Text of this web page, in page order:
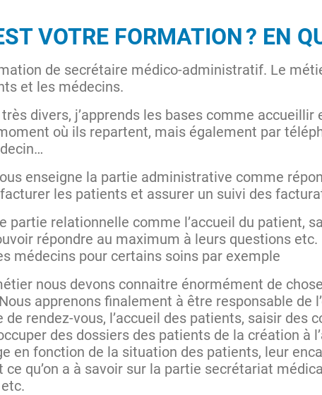
VOTRE FORMATION ? EN
de secrétaire médico-administratif. Le
et les médecins.
divers, j’apprends les bases comme
où ils repartent, mais également par
enseigne la partie administrative comme
les patients et assurer un suivi des
partie relationnelle comme l’accueil du patient,
répondre au maximum à leurs questions
médecins pour certains soins par exemple
nous devons connaitre énormément de
apprenons finalement à être responsable de
de rendez-vous, l’accueil des patients, saisir
des dossiers des patients de la création à
en fonction de la situation des patients, leur
qu’on a à savoir sur la partie secrétariat